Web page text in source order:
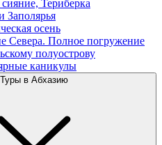
Териберка
Заполярья
осень
Севера. Полное погружение
полуострову
каникулы
Туры в Абхазию